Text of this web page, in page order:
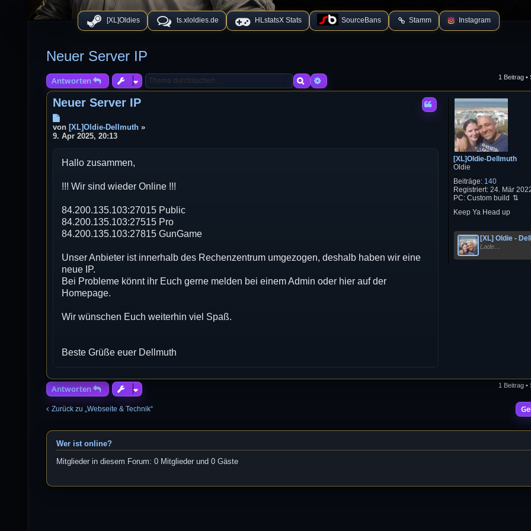
[XL]Oldies ts.xloldies.de HLstatsX Stats SourceBans Stamm Instagram
Neuer Server IP
Antworten SucheErweiterte Suche 1 Beitrag •
[XL]Oldie-Dellmuth
Oldie
Beiträge: 140
Registriert: 24. Mär
PC: Custom build
Keep Ya Head up
[XL] Oldie -
Lade…
Neuer Server IP
e
i
a
von [XL]Oldie-Dellmuth »
9. Apr 2025, 20:13
Hallo zusammen,
!!! Wir sind wieder Online !!!
84.200.135.103:27015 Public
84.200.135.103:27515 Pro
84.200.135.103:27815 GunGame
Unser Anbieter ist innerhalb des Rechenzentrum umgezogen, deshalb haben wir eine
neue IP.
Bei Probleme könnt ihr Euch gerne melden bei einem Admin oder hier auf der
Homepage.
Wir wünschen Euch weiterhin viel Spaß.
Beste Grüße euer Dellmuth
Antworten 1 Beitrag •
Zurück zu „Webseite & Technik“
Wer ist online?
Mitglieder in diesem Forum: 0 Mitglieder und 0 Gäste